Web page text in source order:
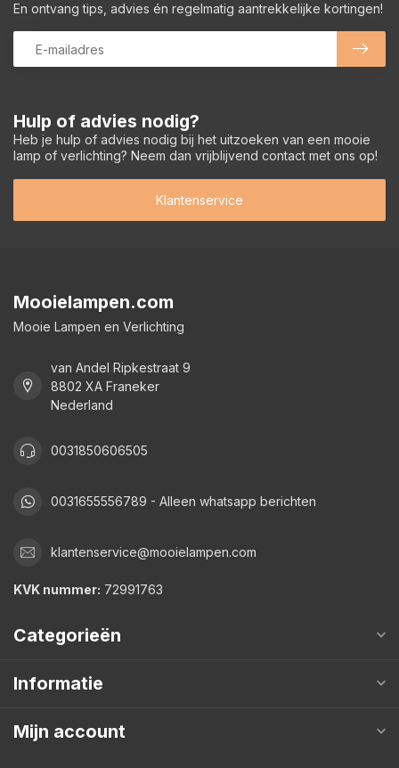
Hulp of advies nodig?
Heb je hulp of advies nodig bij het uitzoeken van een mooie
lamp of verlichting? Neem dan vrijblijvend contact met ons op!
Klantenservice
En ontvang tips, advies én regelmatig aantrekkelijke kortingen!
Mooielampen.com
Mooie Lampen en Verlichting
van Andel Ripkestraat 9
8802 XA Franeker
Nederland
0031850606505
0031655556789 - Alleen whatsapp berichten
klantenservice@mooielampen.com
KVK nummer: 72991763
Categorieën
Informatie
Mijn account